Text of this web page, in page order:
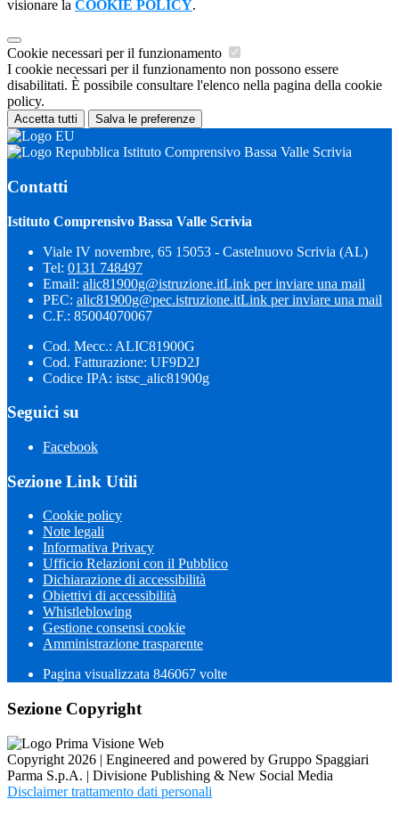
visionare la COOKIE POLICY.
Cookie necessari per il funzionamento
I cookie necessari per il funzionamento non possono essere
disabilitati. È possibile consultare l'elenco nella pagina della cookie
policy.
Accetta tutti Salva le preferenze
Istituto Comprensivo Bassa Valle Scrivia
Contatti
Istituto Comprensivo Bassa Valle Scrivia
Viale IV novembre, 65 15053 - Castelnuovo Scrivia (AL)
Tel: 0131 748497
Email: alic81900g@istruzione.itLink per inviare una mail
PEC: alic81900g@pec.istruzione.itLink per inviare una mail
C.F.: 85004070067
Cod. Mecc.: ALIC81900G
Cod. Fatturazione: UF9D2J
Codice IPA: istsc_alic81900g
Seguici su
Facebook
Sezione Link Utili
Cookie policy
Note legali
Informativa Privacy
Ufficio Relazioni con il Pubblico
Dichiarazione di accessibilità
Obiettivi di accessibilità
Whistleblowing
Gestione consensi cookie
Amministrazione trasparente
Pagina visualizzata 846067 volte
Sezione Copyright
Copyright 2026 | Engineered and powered by Gruppo Spaggiari
Parma S.p.A. | Divisione Publishing & New Social Media
Disclaimer trattamento dati personali